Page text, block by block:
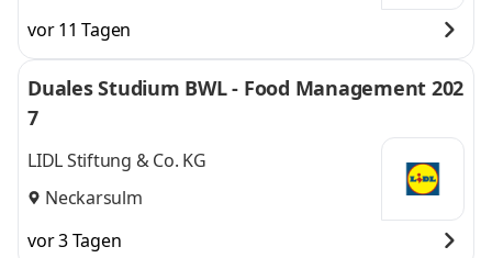
vor 11 Tagen
Duales Studium BWL - Food Management 202
7
LIDL Stiftung & Co. KG
Neckarsulm
vor 3 Tagen